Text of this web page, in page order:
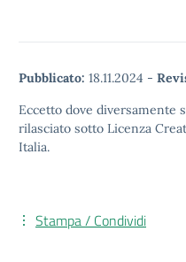
Pubblicato: 18.11.2024 -
Eccetto dove diversamente
rilasciato sotto Licenza
Italia.
Stampa / Condividi